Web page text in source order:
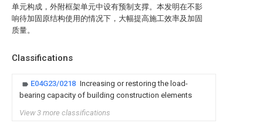
单元构成，外附框架单元中设有预制支撑。本发明在不影
响待加固原结构使用的情况下，大幅提高施工效率及加固
质量。
Classifications
E04G23/0218 Increasing or restoring the load-
bearing capacity of building construction elements
View 3 more classifications